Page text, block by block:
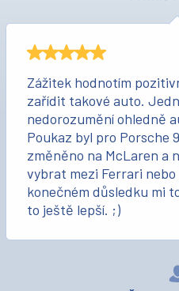
Zážitek hodnotím
zařídit takové auto.
nedorozumění ohledně
Poukaz byl pro Porsche
změněno na McLaren a
vybrat mezi Ferrari
konečném důsledku mi
to ještě lepší. ;)